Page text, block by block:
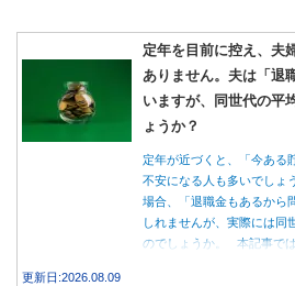
定年を目前に控え、夫
ありません。夫は「退
いますが、同世代の平
ょうか？
定年が近づくと、「今ある
不安になる人も多いでしょ
場合、「退職金もあるから
しれませんが、実際には同
のでしょうか。 本記事で
更新日:2026.08.09